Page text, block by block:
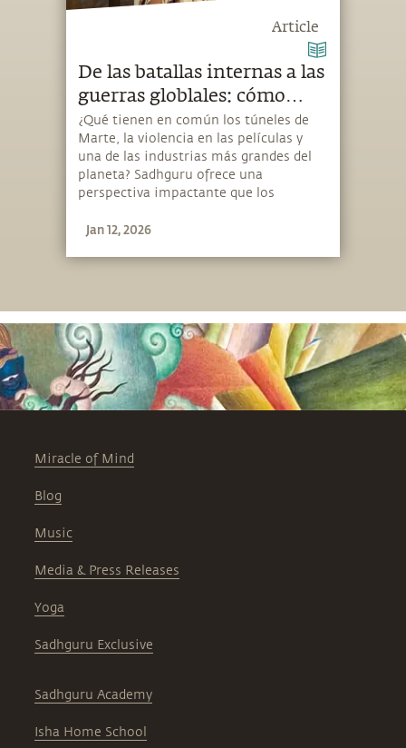
Article
De las batallas internas a las
guerras globlales: cómo
alimentamos diariamente
los conflictos
¿Qué tienen en común los túneles de
Marte, la violencia en las películas y
una de las industrias más grandes del
planeta? Sadhguru ofrece una
perspectiva impactante que los
Jan 12, 2026
Miracle of Mind
Blog
Music
Media & Press Releases
Yoga
Sadhguru Exclusive
Sadhguru Academy
Isha Home School